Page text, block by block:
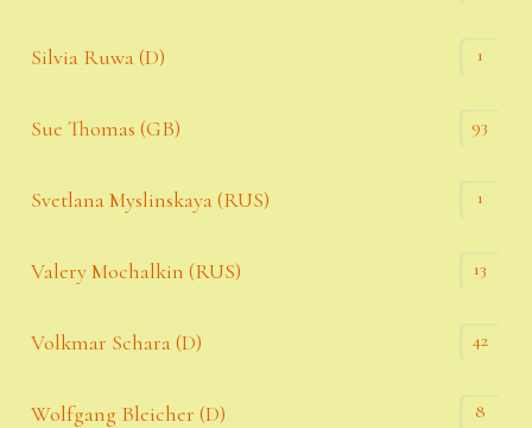
Silvia Ruwa (D) 1
Sue Thomas (GB) 93
Svetlana Myslinskaya (RUS) 1
Valery Mochalkin (RUS) 13
Volkmar Schara (D) 42
Wolfgang Bleicher (D) 8